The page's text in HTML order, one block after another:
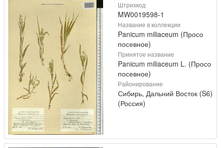
Штрихкод
MW0019598-1
Название в коллекции
Panicum miliaceum (Просо
посевное)
Принятое название
Panicum miliaceum L. (Просо
посевное)
Районирование
Сибирь, Дальний Восток (S6)
(Россия)